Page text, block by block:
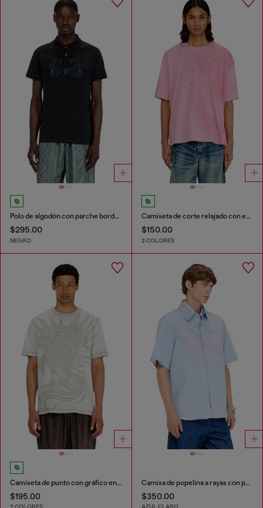
Polo de algodón con parche bordado
$295.00
NEGRO
Camiseta de corte relajado con estampados de
$150.00
2 COLORES
Camiseta de punto con gráfico en relieve
$195.00
Camisa de popelina a rayas con patch bordado
$350.00